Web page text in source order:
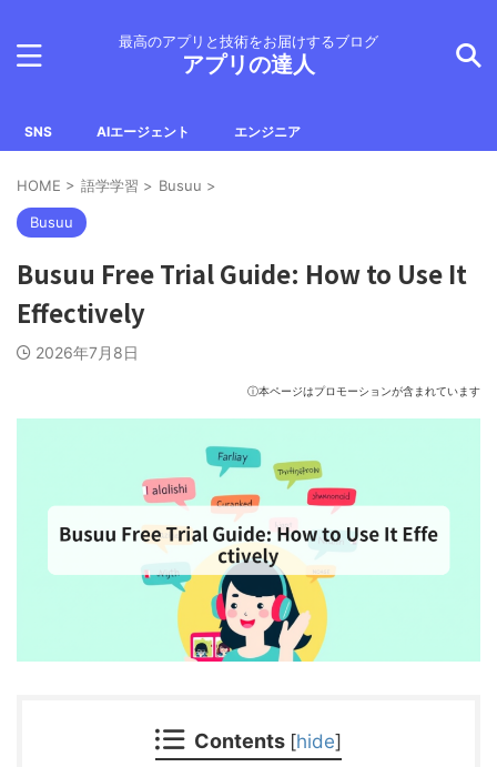
最高のアプリと技術をお届けするブログ
アプリの達人
SNS AIエージェント エンジニア
HOME > 語学学習 > Busuu >
Busuu
Busuu Free Trial Guide: How to Use It
Effectively
2026年7月8日
ⓘ本ページはプロモーションが含まれています
Contents [hide]